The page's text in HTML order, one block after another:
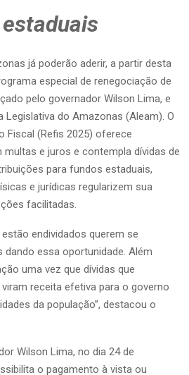
já poderão aderir, a partir desta
especial de renegociação de
pelo governador Wilson Lima, e
Legislativa do Amazonas (Aleam). O
Fiscal (Refis 2025) oferece
e juros e contempla dívidas de
para fundos estaduais,
e jurídicas regularizem sua
facilitadas.
endividados querem se
essa oportunidade. Além
uma vez que dívidas que
receita efetiva para o governo
da população”, destacou o
Wilson Lima, no dia 24 de
o pagamento à vista ou